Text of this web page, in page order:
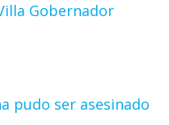
Gobernador
pudo ser asesinado